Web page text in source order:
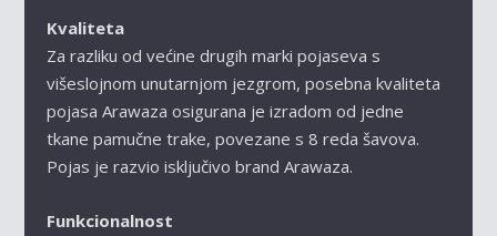
Kvaliteta
Za razliku od većine drugih marki pojaseva s
višeslojnom unutarnjom jezgrom, posebna kvaliteta
pojasaArawazaosigurana je izradom od jedne
tkane pamučne trake, povezane s 8 reda šavova.
Pojas je razvio isključivo brand Arawaza.
Funkcionalnost